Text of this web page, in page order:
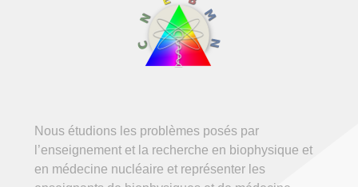
Nous étudions les problèmes posés par
l’enseignement et la recherche en biophysique et
en médecine nucléaire et représenter les